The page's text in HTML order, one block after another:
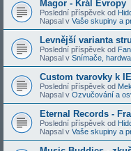
Magor - Král Evropy
Poslední příspěvek od
Napsal v Vaše skupiny a
Levnější varianta
Poslední příspěvek od
Napsal v Snímače,
Custom tvarovky k
Poslední příspěvek od
Napsal v Ozvučování a
Eternal Records -
Poslední příspěvek od
Napsal v Vaše skupiny a